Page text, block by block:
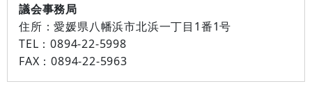
議会事務局
住所：愛媛県八幡浜市北浜一丁目1番1号
TEL：0894-22-5998
FAX：0894-22-5963